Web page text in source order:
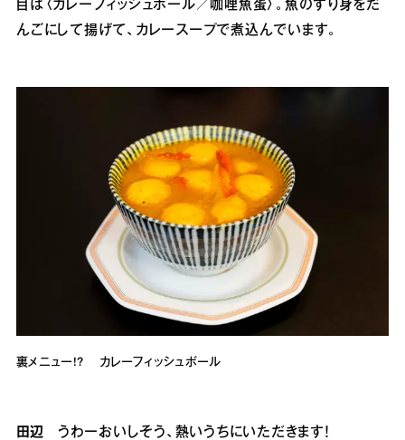
目は〈カレーフィッシュボール／咖哩魚蛋〉。魚のすり身をだ
んごにして揚げて、カレースープで煮込んでいます。
裏メニュー!? カレーフィッシュボール
田辺 うわーおいしそう、熱いうちにいただきます！